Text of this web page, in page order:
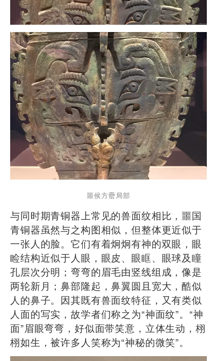
噩侯方罍局部
与同时期青铜器上常见的兽面纹相比，噩国
青铜器虽然与之构图相似，但整体更近似于
一张人的脸。它们有着炯炯有神的双眼，眼
睑结构近似于人眼，眼皮、眼眶、眼球及瞳
孔层次分明；弯弯的眉毛由竖线组成，像是
两轮新月；鼻部隆起，鼻翼圆且宽大，酷似
人的鼻子。因其既有兽面纹特征，又有类似
人面的写实，故学者们称之为“神面纹”。“神
面”眉眼弯弯，好似面带笑意，立体生动，栩
栩如生，被许多人笑称为“神秘的微笑”。